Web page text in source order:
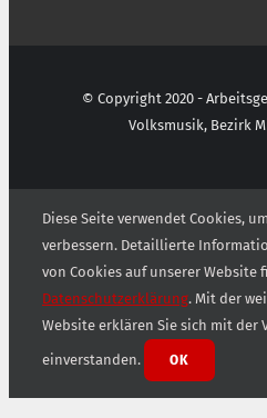
© Copyright 2020 -
Volksmusik, Bezirk
Diese Seite verwendet Cookies,
verbessern. Detaillierte
von Cookies auf unserer Website
Datenschutzerklärung. Mit der
Website erklären Sie sich mit der
einverstanden. OK